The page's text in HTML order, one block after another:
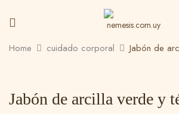
Home cuidado corporal Jabón de
Jabón de arcilla verde y
Be the first to review